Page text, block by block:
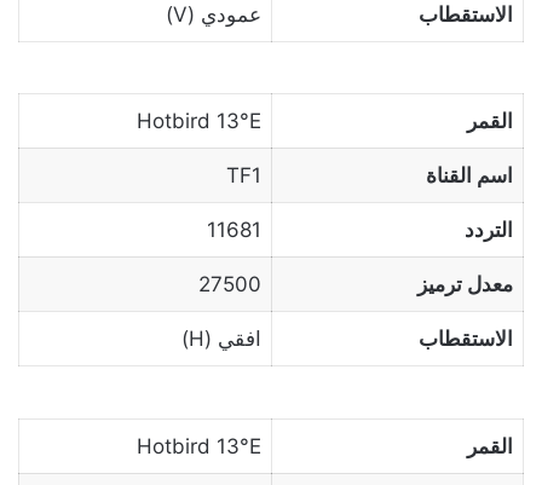
الاستقطاب عمودي (V)
القمر Hotbird 13°E
اسم القناة TF1
التردد 11681
معدل ترميز 27500
الاستقطاب افقي (H)
القمر Hotbird 13°E